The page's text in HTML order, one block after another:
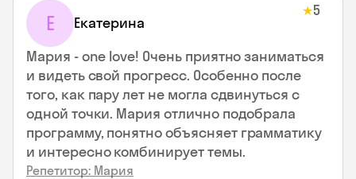
Е Екатерина
★5
Мария - one love! Очень приятно заниматься
и видеть свой прогресс. Особенно после
того, как пару лет не могла сдвинуться с
одной точки. Мария отлично подобрала
программу, понятно объясняет грамматику
и интересно комбинирует темы.
Репетитор: Мария